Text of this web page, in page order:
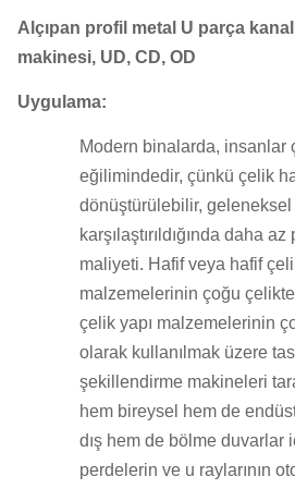
Alçıpan profil metal U parça
makinesi, UD, CD, OD
Uygulama:
Modern binalarda, insanlar
eğilimindedir, çünkü çelik
dönüştürülebilir,
karşılaştırıldığında daha
maliyeti. Hafif veya hafif
malzemelerinin çoğu
çelik yapı malzemelerinin
olarak kullanılmak üzere
şekillendirme makineleri
hem bireysel hem de
dış hem de bölme duvarlar
perdelerin ve u raylarının